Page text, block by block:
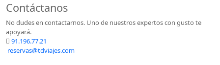
Contáctanos
No dudes en contactarnos. Uno de nuestros expertos con gusto te
apoyará.
91.196.77.21
reservas@tdviajes.com